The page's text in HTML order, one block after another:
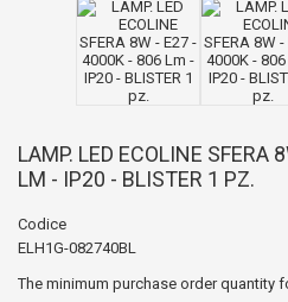
LAMP. LED ECOLINE SFERA
LM - IP20 - BLISTER 1 PZ.
Codice
ELH1G-082740BL
The minimum purchase order quantity